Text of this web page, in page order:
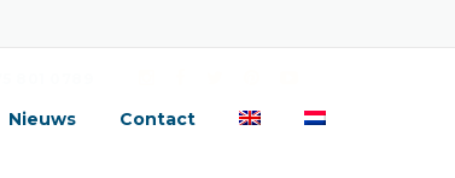
Nieuws Contact